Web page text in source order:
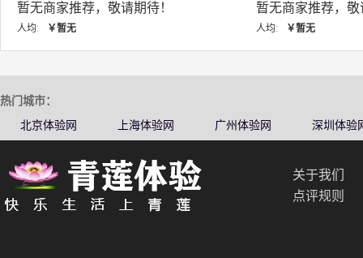
暂无商家推荐，敬请期待！
人均:
暂无商家
人均:
热门城市：
北京体验网
上海体验网 广州体验网 深圳体验
关于我们
点评规则